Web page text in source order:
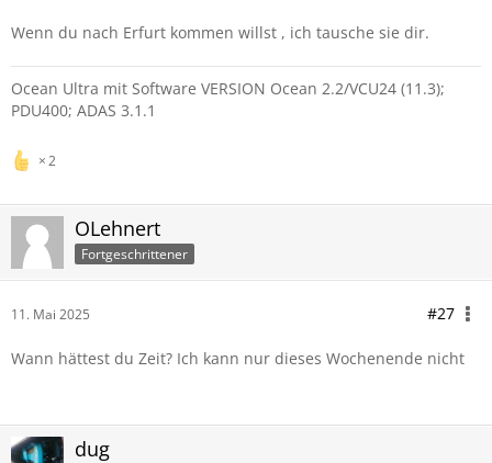
Wenn du nach Erfurt kommen willst , ich tausche sie dir.
Ocean Ultra mit Software VERSION Ocean 2.2/VCU24 (11.3);
PDU400; ADAS 3.1.1
2
OLehnert
Fortgeschrittener
11. Mai 2025 #27
Wann hättest du Zeit? Ich kann nur dieses Wochenende nicht
dug